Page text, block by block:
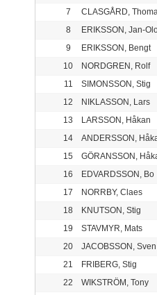
7
CLASGÅRD,
8
ERIKSSON, Jan-
9
ERIKSSON, Bengt
10
NORDGREN, Rolf
11
SIMONSSON, Stig
12
NIKLASSON, Lars
13
LARSSON, Håkan
14
ANDERSSON,
15
GÖRANSSON,
16
EDVARDSSON, Bo
17
NORRBY, Claes
18
KNUTSON, Stig
19
STAVMYR, Mats
20
JACOBSSON, Sven
21
FRIBERG, Stig
22
WIKSTRÖM, Tony